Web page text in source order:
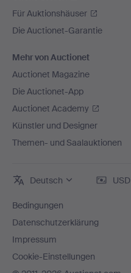
Für Auktionshäuser
Die Auctionet-Garantie
Mehr von Auctionet
Auctionet Magazine
Die Auctionet-App
Auctionet Academy
Künstler und Designer
Themen- und Saalauktionen
Deutsch USD
Bedingungen
Datenschutzerklärung
Impressum
Cookie-Einstellungen